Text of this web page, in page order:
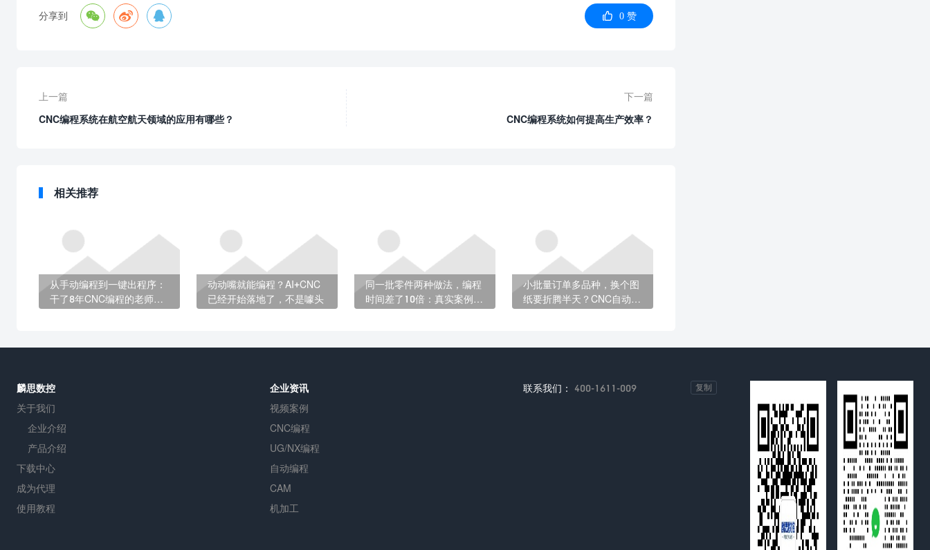
分享到     0 赞
上一篇
CNC编程系统在航空航天领域的应用有哪些？
下一篇
CNC编程系统如何提高生产效率？
相关推荐
从手动编程到一键出程序：
干了8年CNC编程的老师
动动嘴就能编程？AI+CNC
已经开始落地了，不是噱头
同一批零件两种做法，编程
时间差了10倍：真实案例对
小批量订单多品种，换个图
纸要折腾半天？CNC自动编
麟思数控
关于我们
企业介绍
产品介绍
下载中心
成为代理
使用教程
企业资讯
视频案例
CNC编程
UG/NX编程
自动编程
CAM
机加工
联系我们： 400-1611-009 复制